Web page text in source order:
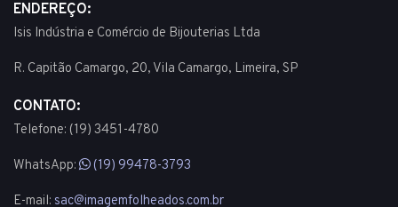
ENDEREÇO:
Isis Indústria e Comércio de Bijouterias Ltda
R. Capitão Camargo, 20, Vila Camargo, Limeira, SP
CONTATO:
Telefone: (19) 3451-4780
WhatsApp: (19) 99478-3793
E-mail: sac@imagemfolheados.com.br